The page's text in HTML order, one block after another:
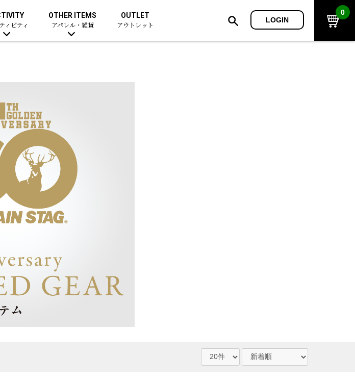
ィビティ
OTHER ITEMS
アパレル・雑貨
OUTLET
アウトレット
LOGIN
0